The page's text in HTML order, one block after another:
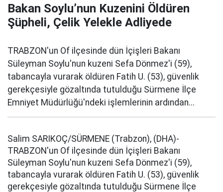
Bakan Soylu’nun Kuzenini Öldüren
Şüpheli, Çelik Yelekle Adliyede
TRABZON'un Of ilçesinde dün İçişleri Bakanı
Süleyman Soylu'nun kuzeni Sefa Dönmez'i (59),
tabancayla vurarak öldüren Fatih U. (53), güvenlik
gerekçesiyle gözaltında tutulduğu Sürmene İlçe
Emniyet Müdürlüğü'ndeki işlemlerinin ardından...
Salim SARIKOÇ/SÜRMENE (Trabzon), (DHA)-
TRABZON'un Of ilçesinde dün İçişleri Bakanı
Süleyman Soylu'nun kuzeni Sefa Dönmez'i (59),
tabancayla vurarak öldüren Fatih U. (53), güvenlik
gerekçesiyle gözaltında tutulduğu Sürmene İlçe